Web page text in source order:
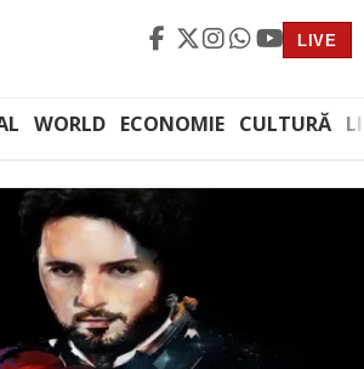
LIVE
WORLD ECONOMIE CULTURĂ